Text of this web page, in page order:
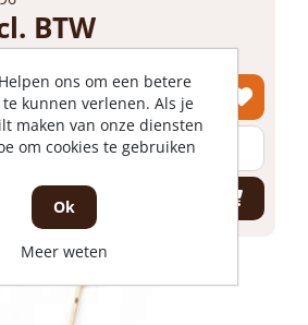
BTW
+
stuk
ons om een betere
kunnen verlenen. Als je
maken van onze diensten
om cookies te gebruiken
Ok
Meer weten